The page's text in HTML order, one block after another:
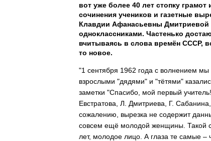
вот уже более 40 лет стопку
сочинения учеников и газетные
Клавдии Афанасьевны Дмитриевой
одноклассниками. Частенько
вчитываясь в слова времён СССР,
то новое.
"1 сентября 1962 года с волнением
взрослыми "дядями" и "тётями"
заметки "Спасибо, мой первый
Евстратова, Л. Дмитриева, Г.
сожалению, вырезка не содержит
совсем ещё молодой женщины. Такой
лет, молодое лицо. А глаза те самые –